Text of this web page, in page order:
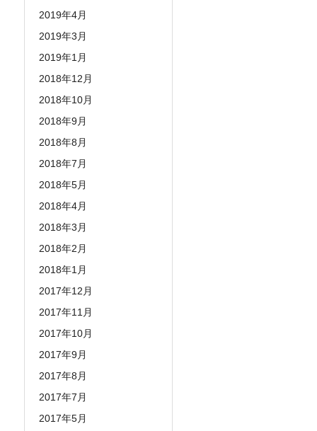
2019年4月
2019年3月
2019年1月
2018年12月
2018年10月
2018年9月
2018年8月
2018年7月
2018年5月
2018年4月
2018年3月
2018年2月
2018年1月
2017年12月
2017年11月
2017年10月
2017年9月
2017年8月
2017年7月
2017年5月